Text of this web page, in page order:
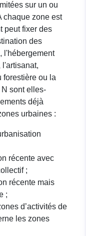
sur un ou
chaque zone est
peut fixer des
des
l'hébergement
l'artisanat,
forestière ou la
sont elles-
déjà
urbaines :
récente avec
;
récente mais
;
d’activités de
les zones